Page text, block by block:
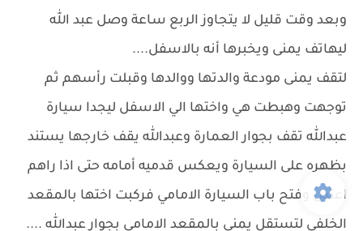
وبعد وقت قليل لا يتجاوز الربع ساعة وصل عبد الله
ليهاتف يمنى ويخبرها أنه بالاسفل....
لتقف يمنى مودعة والدتها ووالدها وقبلت رأسهم ثم
توجهت وهبطت هي واختها الي الاسفل ليجدا سيارة
عبدالله تقف بجوار العمارة وعبدالله يقف خارجها يستند
بظهره على السيارة ويعكس قدميه أمامه حتى اذا راهم
اعتدل وفتح باب السيارة الامامي فركبت اختها بالمقعد
الخلفي لتستقل يمني بالمقعد الامامي بجوار عبدالله ....